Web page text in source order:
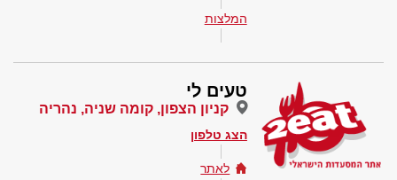
המלצות
טעים לי
קניון הצפון, קומה שניה, נהריה
הצג טלפון
לאתר